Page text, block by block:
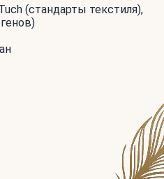
(стандарты текстиля),